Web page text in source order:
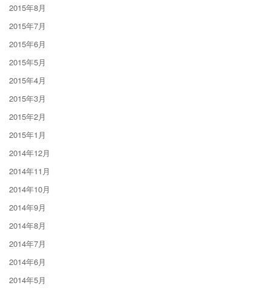
2015年8月
2015年7月
2015年6月
2015年5月
2015年4月
2015年3月
2015年2月
2015年1月
2014年12月
2014年11月
2014年10月
2014年9月
2014年8月
2014年7月
2014年6月
2014年5月